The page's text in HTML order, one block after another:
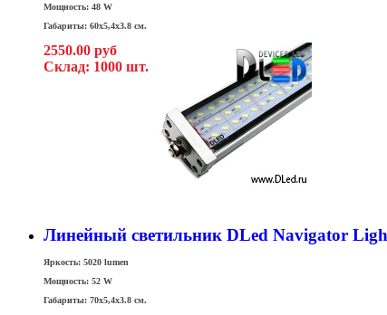
Мощность: 48 W
Габариты: 60x5,4x3.8 см.
2550.00 руб
Склад: 1000 шт.
Линейный светильник DLed Navigator
Яркость: 5020 lumen
Мощность: 52 W
Габариты: 70x5,4x3.8 см.